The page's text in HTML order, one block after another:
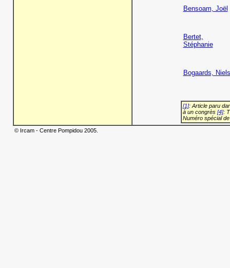
Bensoam, Joël
Bertet,
Stéphanie
Bogaards, Niels
[1]: Article paru
à un congrès [4]:
Numéro spécial
© Ircam - Centre Pompidou 2005.